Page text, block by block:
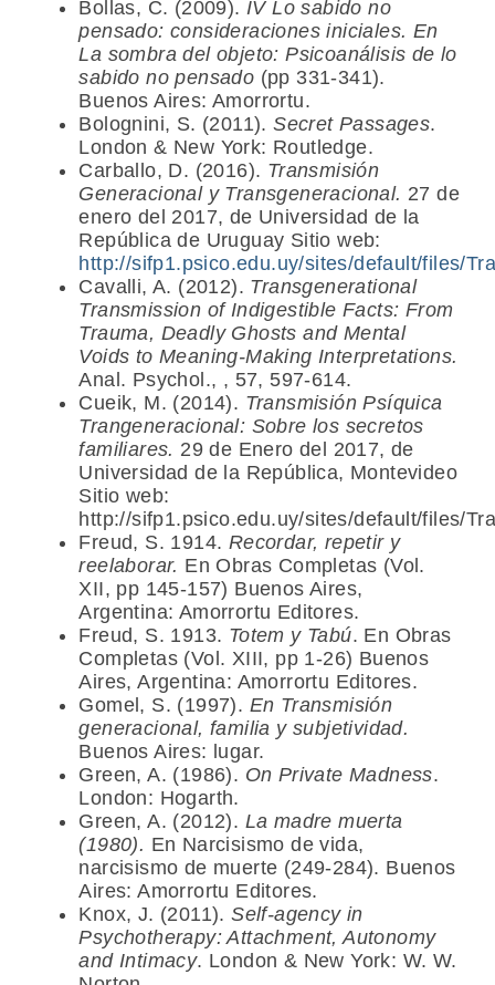
Bollas, C. (2009). IV Lo sabido no
pensado: consideraciones iniciales. En
La sombra del objeto: Psicoanálisis de lo
sabido no pensado (pp 331-341).
Buenos Aires: Amorrortu.
Bolognini, S. (2011).Secret Passages.
London & New York: Routledge.
Carballo, D. (2016). Transmisión
Generacional y Transgeneracional. 27 de
enero del 2017, de Universidad de la
República de Uruguay Sitio web:
http://sifp1.psico.edu.uy/sites/default/files/
Cavalli, A. (2012). Transgenerational
Transmission of Indigestible Facts: From
Trauma, Deadly Ghosts and Mental
Voids to Meaning-Making Interpretations.
Anal. Psychol., , 57, 597-614.
Cueik, M. (2014). Transmisión Psíquica
Trangeneracional: Sobre los secretos
familiares. 29 de Enero del 2017, de
Universidad de la República, Montevideo
Sitio web:
http://sifp1.psico.edu.uy/sites/default/files/
Freud, S. 1914. Recordar, repetir y
reelaborar. En Obras Completas (Vol.
XII, pp 145-157) Buenos Aires,
Argentina: Amorrortu Editores.
Freud, S. 1913. Totem y Tabú. En Obras
Completas (Vol. XIII, pp 1-26) Buenos
Aires, Argentina: Amorrortu Editores.
Gomel, S. (1997). En Transmisión
generacional, familia y subjetividad.
Buenos Aires: lugar.
Green, A. (1986). On Private Madness.
London: Hogarth.
Green, A. (2012). La madre muerta
(1980). En Narcisismo de vida,
narcisismo de muerte (249-284). Buenos
Aires: Amorrortu Editores.
Knox, J. (2011).Self-agency in
Psychotherapy: Attachment, Autonomy
and Intimacy. London & New York: W. W.